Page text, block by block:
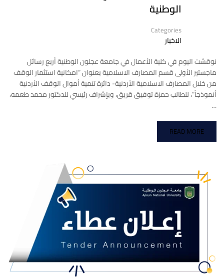
الوطنية‎
Categories
الاخبار
نوقشت اليوم في كلية الأعمال في جامعة عجلون ‎الوطنية أربع رسائل
ماجستير الأولى قسم المصارف الاسلامية بعنوان “امكانية استثمار الوقف
من خلال المصارف الاسلامية الأردنية- دائرة تنمية أموال الوقف الأردنية
أنموذجاً”، للطالب حمزة توفيق قريق، وبإشراف رئيسي للدكتور محمد طعمه،
…
READ MORE